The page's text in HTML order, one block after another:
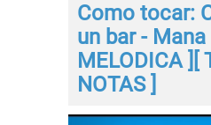
Como tocar:
un bar - Mana [
MELODICA ][
NOTAS ]